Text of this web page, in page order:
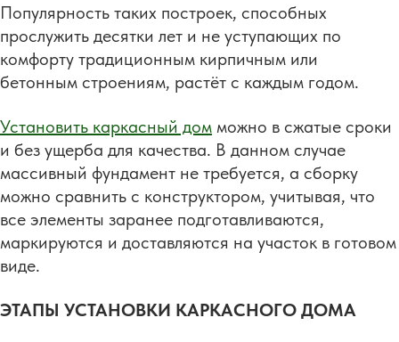
Популярность таких построек, способных
прослужить десятки лет и не уступающих по
комфорту традиционным кирпичным или
бетонным строениям, растёт с каждым годом.
Установить каркасный дом можно в сжатые сроки
и без ущерба для качества. В данном случае
массивный фундамент не требуется, а сборку
можно сравнить с конструктором, учитывая, что
все элементы заранее подготавливаются,
маркируются и доставляются на участок в готовом
виде.
ЭТАПЫ УСТАНОВКИ КАРКАСНОГО ДОМА